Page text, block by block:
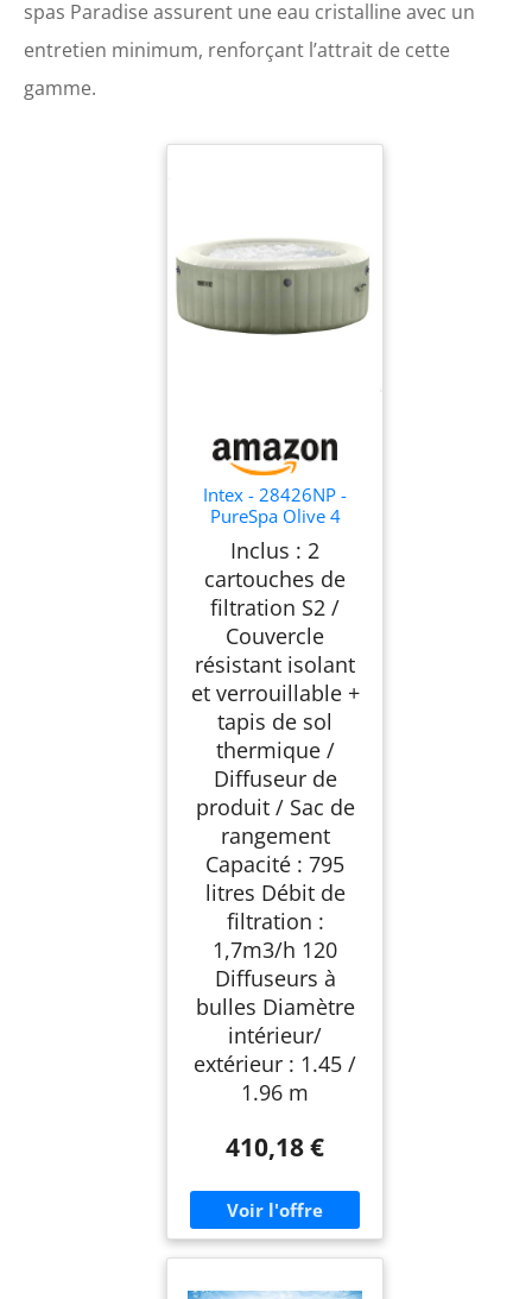
spas Paradise assurent une eau cristalline avec un
entretien minimum, renforçant l’attrait de cette
gamme.
Intex - 28426NP -
PureSpa Olive 4
Places
Inclus : 2
cartouches de
filtration S2 /
Couvercle
résistant isolant
et verrouillable +
tapis de sol
thermique /
Diffuseur de
produit / Sac de
rangement
Capacité : 795
litres Débit de
filtration :
1,7m3/h 120
Diffuseurs à
bulles Diamètre
intérieur/
extérieur : 1.45 /
1.96 m
410,18 €